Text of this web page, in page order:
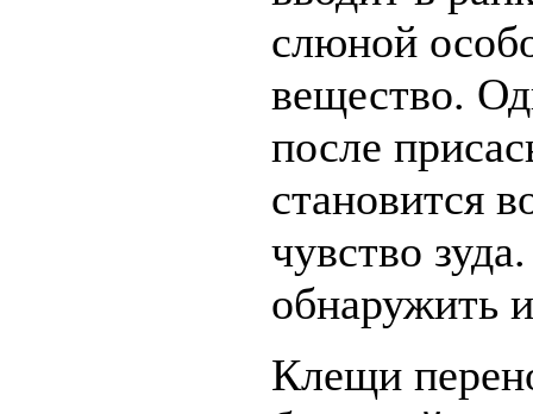
слюной
вещество.
после
становится
чувство
обнаружить
Клещи